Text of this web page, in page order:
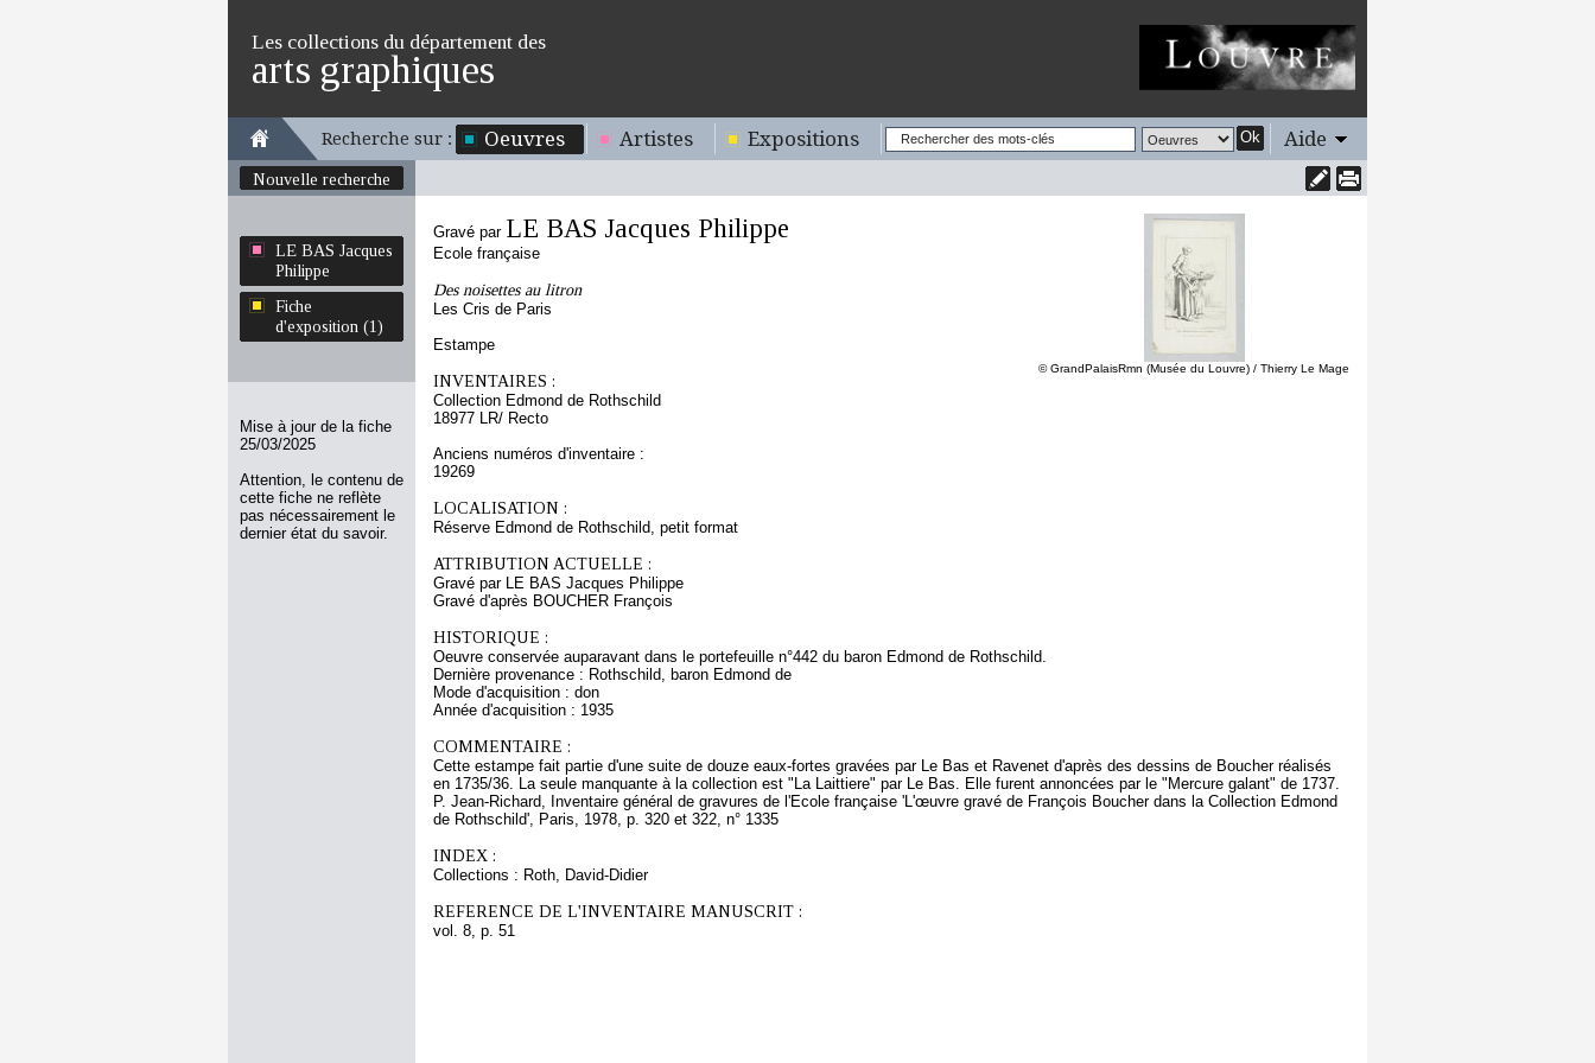
Les collections du département des
arts graphiques
Recherche sur : Oeuvres Artistes Expositions Ok Aide
Nouvelle recherche
LE BAS Jacques
Philippe
Fiche
d'exposition (1)
Mise à jour de la fiche
25/03/2025
Attention, le contenu de
cette fiche ne reflète
pas nécessairement le
dernier état du savoir.
© GrandPalaisRmn (Musée du Louvre) / Thierry Le Mage
Gravé par LE BAS Jacques Philippe
Ecole française
Des noisettes au litron
Les Cris de Paris
Estampe
INVENTAIRES :
Collection Edmond de Rothschild
18977 LR/ Recto
Anciens numéros d'inventaire :
19269
LOCALISATION :
Réserve Edmond de Rothschild, petit format
ATTRIBUTION ACTUELLE :
Gravé par LE BAS Jacques Philippe
Gravé d'après BOUCHER François
HISTORIQUE :
Oeuvre conservée auparavant dans le portefeuille n°442 du baron Edmond de Rothschild.
Dernière provenance : Rothschild, baron Edmond de
Mode d'acquisition : don
Année d'acquisition : 1935
COMMENTAIRE :
Cette estampe fait partie d'une suite de douze eaux-fortes gravées par Le Bas et Ravenet d'après des dessins de Boucher réalisés
en 1735/36. La seule manquante à la collection est "La Laittiere" par Le Bas. Elle furent annoncées par le "Mercure galant" de 1737.
P. Jean-Richard, Inventaire général de gravures de l'Ecole française 'L'œuvre gravé de François Boucher dans la Collection Edmond
de Rothschild', Paris, 1978, p. 320 et 322, n° 1335
INDEX :
Collections : Roth, David-Didier
REFERENCE DE L'INVENTAIRE MANUSCRIT :
vol. 8, p. 51